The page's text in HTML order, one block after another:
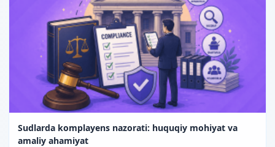
Sudlarda komplayens nazorati: huquqiy mohiyat va
amaliy ahamiyat